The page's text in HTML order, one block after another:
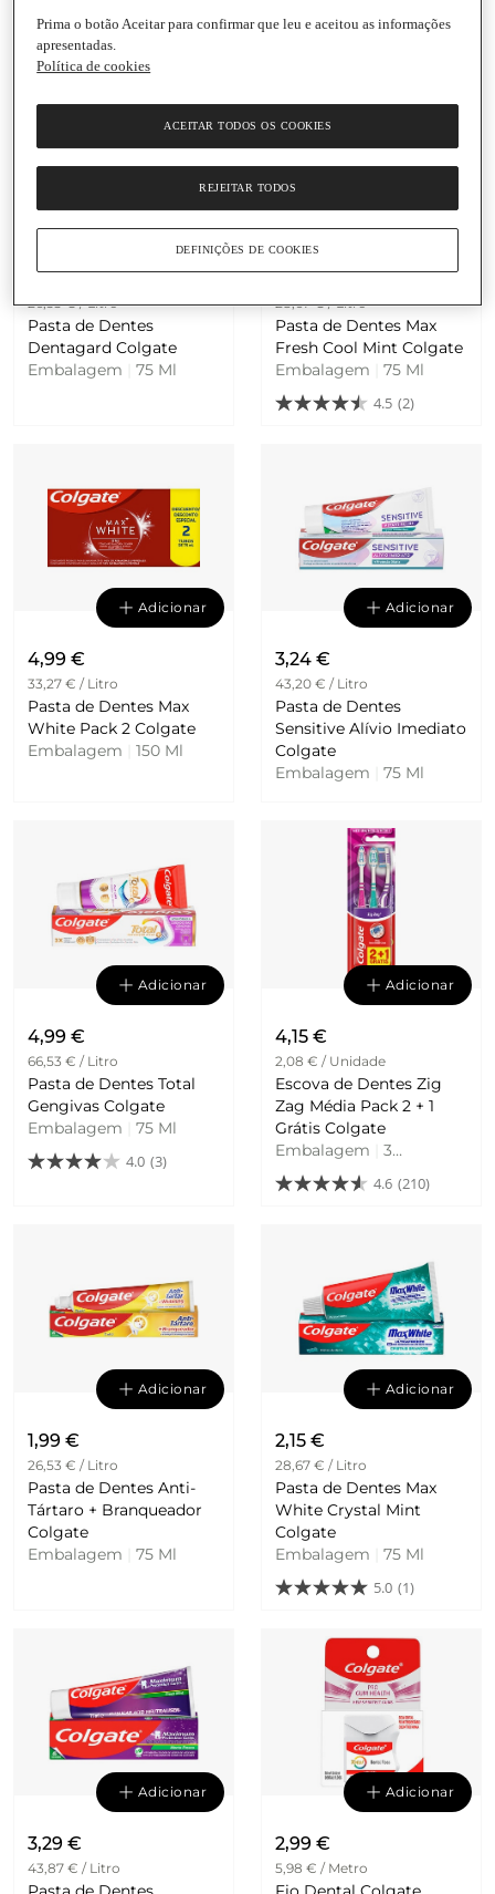
4.9 (7)
Adicionar
1,99 €
26,53 € / Litro
Pasta de Dentes
Dentagard Colgate
Embalagem
75 Ml
Adicionar
2,15 €
28,67 € / Litro
Pasta de Dentes Max
Fresh Cool Mint Colgate
Embalagem
75 Ml
4.5 (2)
Adicionar
4,99 €
33,27 € / Litro
Pasta de Dentes Max
White Pack 2 Colgate
Embalagem
150 Ml
Adicionar
3,24 €
43,20 € / Litro
Pasta de Dentes
Sensitive Alívio Imediato
Colgate
Embalagem
75 Ml
Adicionar
4,99 €
66,53 € / Litro
Pasta de Dentes Total
Gengivas Colgate
Embalagem
75 Ml
4.0 (3)
Adicionar
4,15 €
2,08 € / Unidade
Escova de Dentes Zig
Zag Média Pack 2 + 1
Grátis Colgate
Embalagem
3
Unidades
4.6 (210)
Adicionar
1,99 €
26,53 € / Litro
Pasta de Dentes Anti-
Tártaro + Branqueador
Colgate
Embalagem
75 Ml
Adicionar
2,15 €
28,67 € / Litro
Pasta de Dentes Max
White Crystal Mint
Colgate
Embalagem
75 Ml
5.0 (1)
Adicionar
3,29 €
43,87 € / Litro
Adicionar
2,99 €
5,98 € / Metro
Prima o botão Aceitar para confirmar que leu e aceitou as informações
apresentadas.
Política de cookies
REJEITAR TODOS
ACEITAR TODOS OS COOKIES
DEFINIÇÕES DE COOKIES